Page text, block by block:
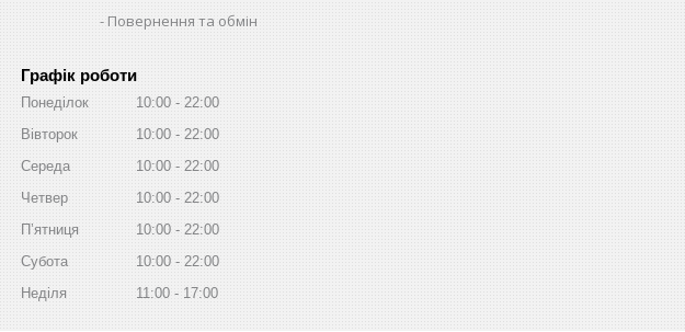
Повернення та обмін
Графік роботи
Понеділок 10:00
22:00
Вівторок
10:00
22:00
Середа
10:00
22:00
Четвер
10:00
22:00
Пʼятниця
10:00
22:00
Субота
10:00
22:00
Неділя
11:00 17:00